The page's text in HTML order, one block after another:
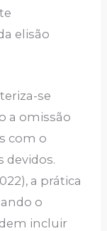
elisão
se
a omissão
com o
devidos.
a prática
o
incluir